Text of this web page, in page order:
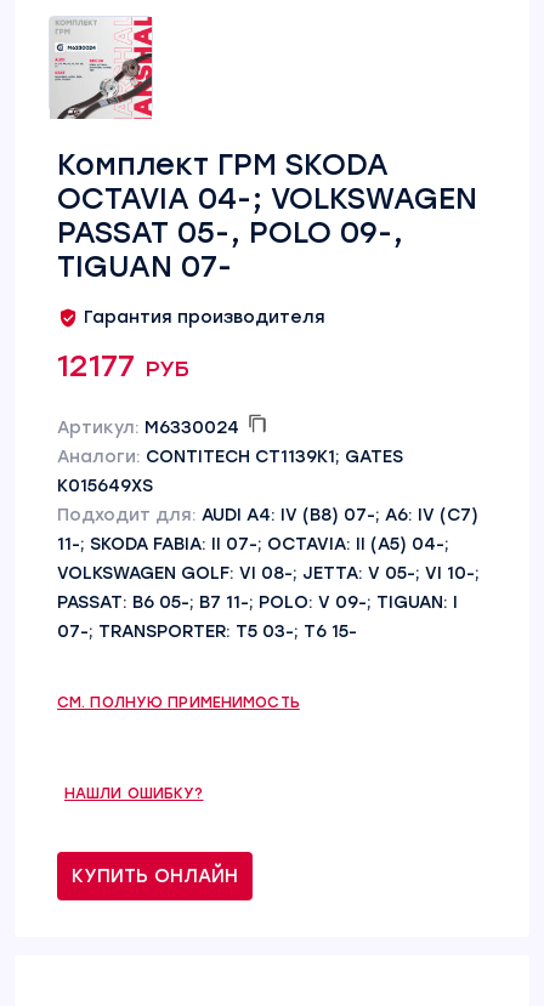
Комплект ГРМ SKODA
OCTAVIA 04-; VOLKSWAGEN
PASSAT 05-, POLO 09-,
TIGUAN 07-
Гарантия производителя
12177 руб
Артикул: M6330024
Аналоги: CONTITECH CT1139K1; GATES
K015649XS
Подходит для: AUDI A4: IV (B8) 07-; A6: IV (C7)
11-; SKODA FABIA: II 07-; OCTAVIA: II (A5) 04-;
VOLKSWAGEN GOLF: VI 08-; JETTA: V 05-; VI 10-;
PASSAT: B6 05-; B7 11-; POLO: V 09-; TIGUAN: I
07-; TRANSPORTER: T5 03-; T6 15-
СМ. ПОЛНУЮ ПРИМЕНИМОСТЬ
НАШЛИ ОШИБКУ?
КУПИТЬ ОНЛАЙН